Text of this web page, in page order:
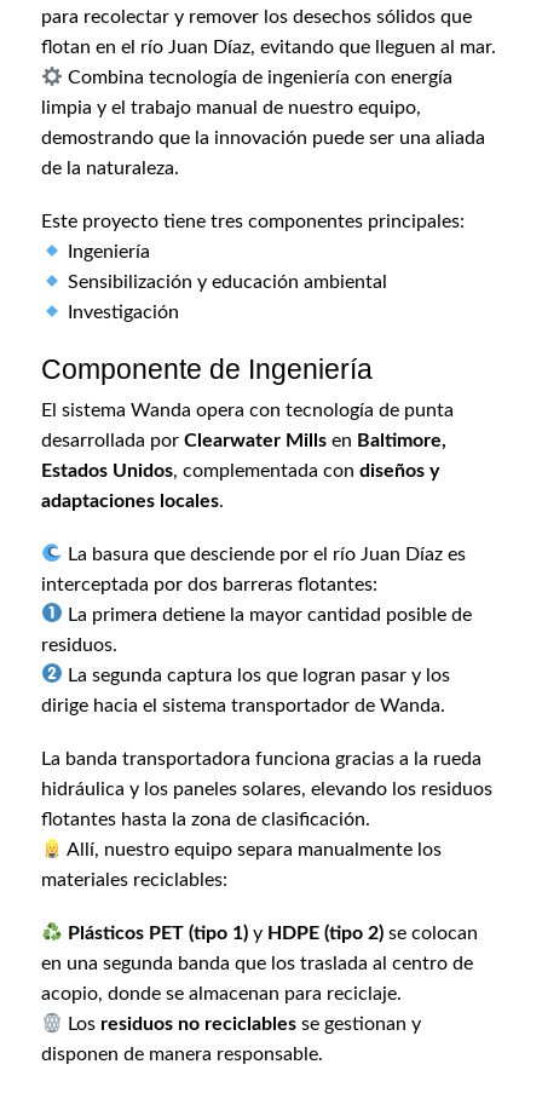
para recolectar y remover los desechos sólidos que
flotan en el río Juan Díaz, evitando que lleguen al mar.
Combina tecnología de ingeniería con energía
limpia y el trabajo manual de nuestro equipo,
demostrando que la innovación puede ser una aliada
de la naturaleza.
Este proyecto tiene tres componentes principales:
Ingeniería
Sensibilización y educación ambiental
Investigación
Componente de Ingeniería
El sistema Wanda opera con tecnología de punta
desarrollada por Clearwater Millsen Baltimore,
Estados Unidos, complementada con diseños y
adaptaciones locales.
La basura que desciende por el río Juan Díaz es
interceptada por dos barreras flotantes:
La primera detiene la mayor cantidad posible de
residuos.
La segunda captura los que logran pasar y los
dirige hacia el sistema transportador de Wanda.
La banda transportadora funciona gracias a la rueda
hidráulica y los paneles solares, elevando los residuos
flotantes hasta la zona de clasificación.
Allí, nuestro equipo separa manualmente los
materiales reciclables:
Plásticos PET (tipo 1)y HDPE (tipo 2)se colocan
en una segunda banda que los traslada al centro de
acopio, donde se almacenan para reciclaje.
Los residuos no reciclablesse gestionan y
disponen de manera responsable.